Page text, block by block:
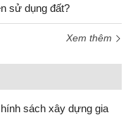
sử dụng đất?
Xem thêm
sách xây dựng gia